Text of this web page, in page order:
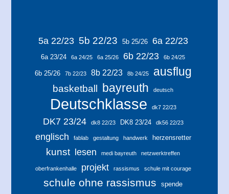
5a 22/23 5b 22/23 5b 25/26 6a 22/23
6a 23/24 6a 24/25 6a 25/26 6b 22/23 6b 24/25
6b 25/26 7b 22/23 8b 22/23 8b 24/25 ausflug
basketball bayreuth deutsch
Deutschklasse dk7 22/23
DK7 23/24 dk8 22/23 DK8 23/24 dk56 22/23
englisch fablab gestaltung handwerk herzensretter
kunst lesen medi bayreuth netzwerktreffen
oberfrankenhalle projekt rassismus schule mit courage
schule ohne rassismus spende